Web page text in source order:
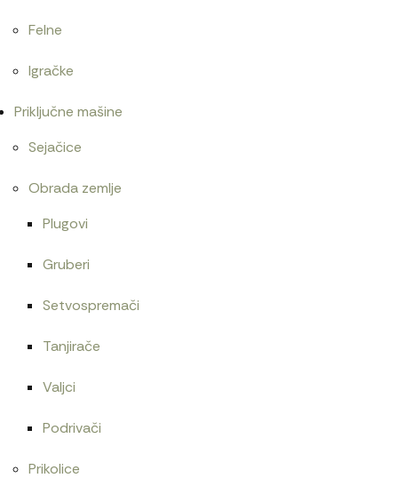
Felne
Igračke
Priključne mašine
Sejačice
Obrada zemlje
Plugovi
Gruberi
Setvospremači
Tanjirače
Valjci
Podrivači
Prikolice